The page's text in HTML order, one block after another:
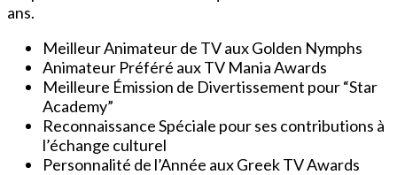
ans.
Meilleur Animateur de TV aux Golden Nymphs
Animateur Préféré aux TV Mania Awards
Meilleure Émission de Divertissement pour “Star
Academy”
Reconnaissance Spéciale pour ses contributions à
l’échange culturel
Personnalité de l’Année aux Greek TV Awards